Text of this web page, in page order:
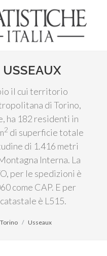
il cui territorio
di Torino,
ha 182 residenti in
2 di superficie totale
di 1.416 metri
Interna. La
per le spedizioni è
come CAP. E per
è L515.
Torino Usseaux